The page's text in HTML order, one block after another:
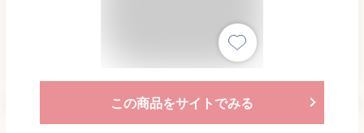
この商品をサイトでみる